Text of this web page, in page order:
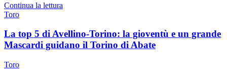
Continua la lettura
Toro
La top 5 di Avellino-Torino: la gioventù e un grande
Mascardi guidano il Torino di Abate
Toro